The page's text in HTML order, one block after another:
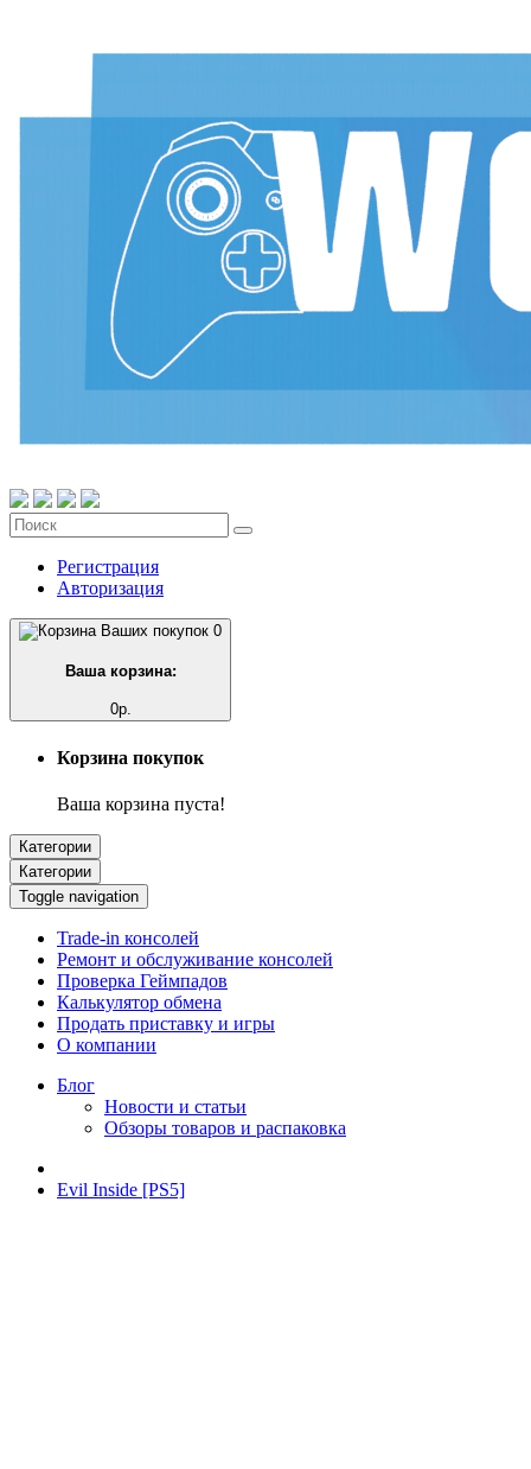
Регистрация
Авторизация
0
Ваша корзина:
0р.
Корзина покупок
Ваша корзина пуста!
Категории
Категории
Toggle navigation
Trade-in консолей
Ремонт и обслуживание консолей
Проверка Геймпадов
Калькулятор обмена
Продать приставку и игры
О компании
Блог
Новости и статьи
Обзоры товаров и распаковка
Evil Inside [PS5]